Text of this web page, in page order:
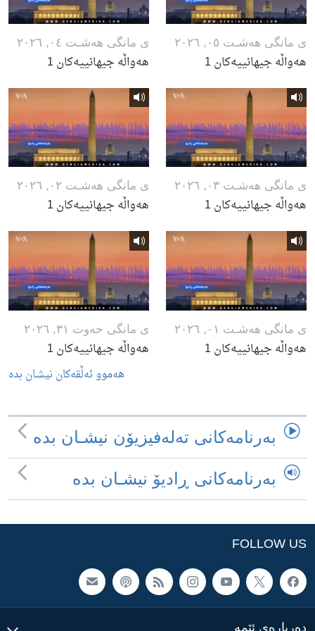
ی مانگی هه‌شـت ٠٥, ٢٠٢٦
هەواڵە جیهانییەکان 1
ی مانگی هه‌شـت ٠٤, ٢٠٢٦
هەواڵە جیهانییەکان 1
ی مانگی هه‌شـت ٠٣, ٢٠٢٦
هەواڵە جیهانییەکان 1
ی مانگی هه‌شـت ٠٢, ٢٠٢٦
هەواڵە جیهانییەکان 1
ی مانگی هه‌شـت ٠١, ٢٠٢٦
هەواڵە جیهانییەکان 1
ی مانگی حه‌وت ٣١, ٢٠٢٦
هەواڵە جیهانییەکان 1
هه‌موو ئه‌ڵقه‌کان نیشـان بده‌
به‌رنامه‌کانی ته‌له‌فیزیۆن نیشـان بده‌
به‌رنامه‌کانی ڕادیۆ نیشـان بده‌
FOLLOW US
ده‌رباره‌ی ئێمه‌